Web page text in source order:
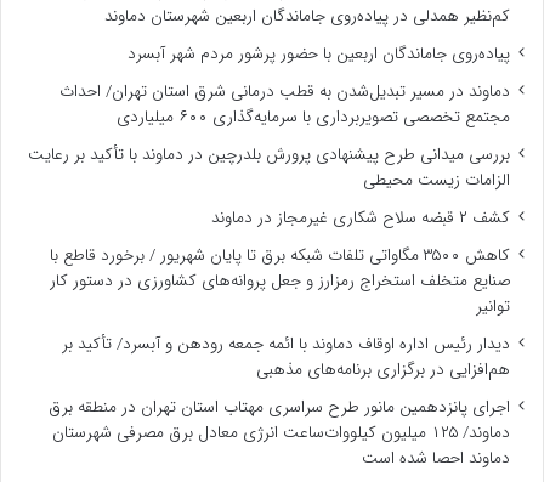
کم‌نظیر همدلی در پیاده‌روی جاماندگان اربعین شهرستان دماوند
پیاده‌روی جاماندگان اربعین با حضور پرشور مردم شهر آبسرد
دماوند در مسیر تبدیل‌شدن به قطب درمانی شرق استان تهران/ احداث
مجتمع تخصصی تصویربرداری با سرمایه‌گذاری ۶۰۰ میلیاردی
بررسی میدانی طرح پیشنهادی پرورش بلدرچین در دماوند با تأکید بر رعایت
الزامات زیست ‌محیطی
کشف ۲ قبضه سلاح شکاری غیرمجاز در دماوند
کاهش ۳۵۰۰ مگاواتی تلفات شبکه برق تا پایان شهریور / برخورد قاطع با
صنایع متخلف استخراج رمزارز و جعل پروانه‌های کشاورزی در دستور کار
توانیر
دیدار رئیس اداره اوقاف دماوند با ائمه جمعه رودهن و آبسرد/ تأکید بر
هم‌افزایی در برگزاری برنامه‌های مذهبی
اجرای پانزدهمین مانور طرح سراسری مهتاب استان تهران در منطقه برق
دماوند/ ۱۲۵ میلیون کیلووات‌ساعت انرژی معادل برق مصرفی شهرستان
دماوند احصا شده است